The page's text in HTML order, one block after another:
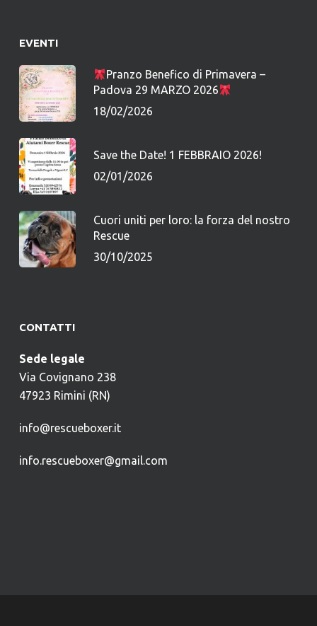
EVENTI
Pranzo Benefico di Primavera –
Padova 29 MARZO 2026
18/02/2026
Save the Date! 1 FEBBRAIO 2026!
02/01/2026
Cuori uniti per loro: la forza del nostro
Rescue
30/10/2025
CONTATTI
Sede legale
Via Covignano 238
47923 Rimini (RN)
info@rescueboxer.it
info.rescueboxer@gmail.com